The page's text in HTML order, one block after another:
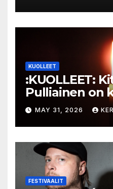
KUOLLEET
:KUOLLEET:
Pulliainen on
MAY 31, 2026
FESTIVAALIT